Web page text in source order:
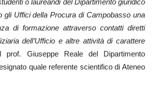
gli Uffici della Procura di Campobasso una
di formazione attraverso contatti diretti
dell’Ufficio e altre attività di carattere
prof. Giuseppe Reale del Dipartimento
quale referente scientifico di Ateneo